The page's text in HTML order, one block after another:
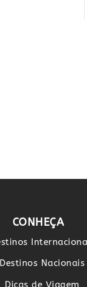
CONHEÇA
Destinos Nacionais
Dicas de Viagem